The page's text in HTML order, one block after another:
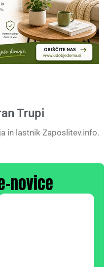
Trupi
in lastnik Zaposlitev.info.
novice